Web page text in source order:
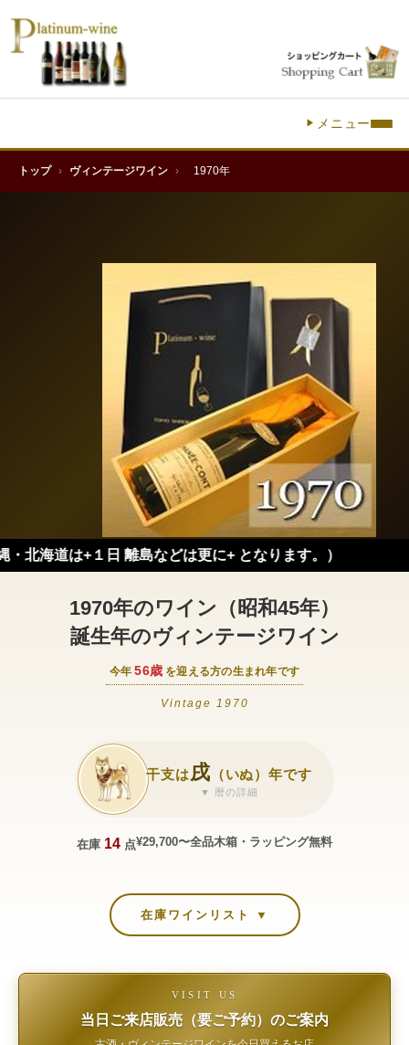
メニュー
トップ › ヴィンテージワイン › 1970年
１日 離島などは更に+ となります。）
1970年のワイン（昭和45年）
誕生年のヴィンテージワイン
今年 56歳 を迎える方の生まれ年です
Vintage 1970
干支は戌 （いぬ）年です
▼ 暦の詳細
在庫 14 点¥29,700〜全品木箱・ラッピング無料
在庫ワインリスト ▼
VISIT US
当日ご来店販売（要ご予約）のご案内